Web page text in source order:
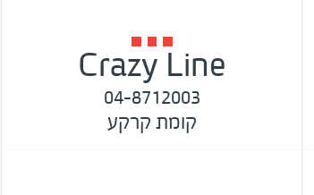
Crazy Line
04-8712003
קומת קרקע